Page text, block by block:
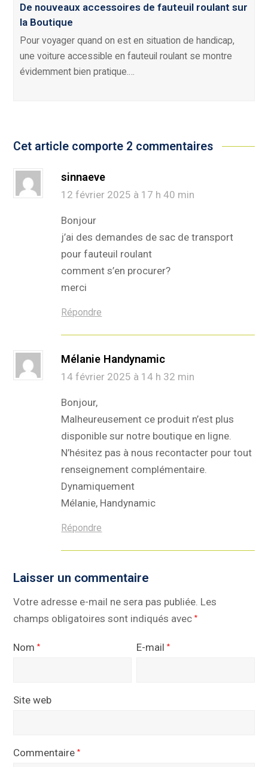
De nouveaux accessoires de fauteuil roulant sur
la Boutique
Pour voyager quand on est en situation de handicap,
une voiture accessible en fauteuil roulant se montre
évidemment bien pratique.…
Cet article comporte 2 commentaires
sinnaeve
12 février 2025 à 17 h 40 min
Bonjour
j’ai des demandes de sac de transport
pour fauteuil roulant
comment s’en procurer?
merci
Répondre
Mélanie Handynamic
14 février 2025 à 14 h 32 min
Bonjour,
Malheureusement ce produit n’est plus
disponible sur notre boutique en ligne.
N’hésitez pas à nous recontacter pour tout
renseignement complémentaire.
Dynamiquement
Mélanie, Handynamic
Répondre
Laisser un commentaire
Votre adresse e-mail ne sera pas publiée. Les
champs obligatoires sont indiqués avec*
Nom* E-mail*
Site web
Commentaire*